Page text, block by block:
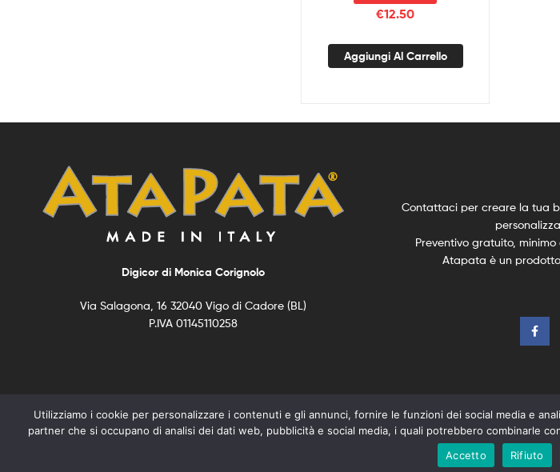
€12.50
Aggiungi Al Carrello
Digicor di Monica Corignolo
Via Salagona, 16 32040 Vigo di Cadore (BL)
P.IVA 01145110258
Contattaci per creare la tua
Preventivo gratuito, minimo
Atapata è un
Copyright © 2021ATAPATA –All Rights Reserved –Privacy e Cookie Policy-Termini e Condizioni–
Utilizziamo i cookie per personalizzare i contenuti e gli annunci, fornire le funzioni dei social media e
partner che si occupano di analisi dei dati web, pubblicità e social media, i quali potrebbero combinarle
Accetto
Rifiuto